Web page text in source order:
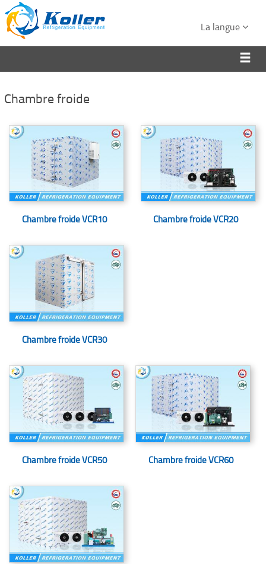
La langue
Chambre froide
Chambre froide VCR10 Chambre froide VCR20
Chambre froide VCR30
Chambre froide VCR50 Chambre froide VCR60